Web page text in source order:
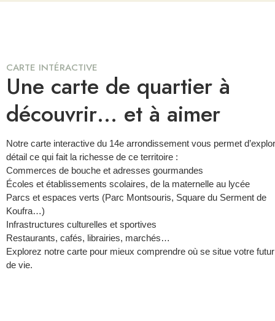
CARTE INTÉRACTIVE
Une carte de quartier à
découvrir… et à aimer
Notre carte interactive du 14e arrondissement vous permet
détail ce qui fait la richesse de ce territoire :
Commerces de bouche et adresses gourmandes
Écoles et établissements scolaires, de la maternelle au lycée
Parcs et espaces verts (Parc Montsouris, Square du Serment de
Koufra…)
Infrastructures culturelles et sportives
Restaurants, cafés, librairies, marchés…
Explorez notre carte pour mieux comprendre où se situe votre
de vie.